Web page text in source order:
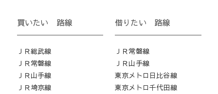
買いたい 路線
ＪＲ総武線
ＪＲ常磐線
ＪＲ山手線
ＪＲ埼京線
借りたい 路線
ＪＲ常磐線
ＪＲ山手線
東京メトロ日比谷線
東京メトロ千代田線